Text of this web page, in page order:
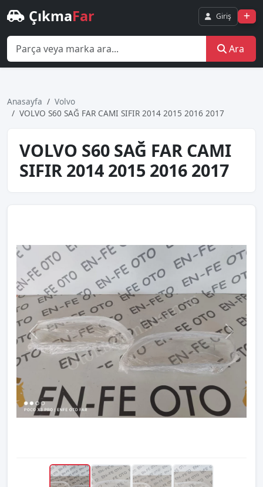
ÇıkmaFar Giriş
Ara
Anasayfa
Volvo
VOLVO S60 SAĞ FAR CAMI SIFIR 2014 2015 2016 2017
VOLVO S60 SAĞ FAR CAMI
SIFIR 2014 2015 2016 2017